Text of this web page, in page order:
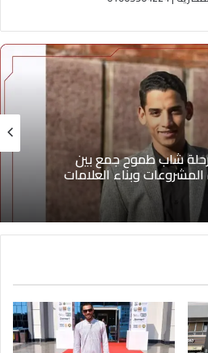
شاب طموح جمع بين
وبناء العلامات